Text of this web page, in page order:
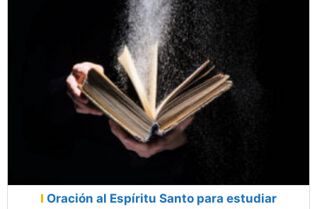
Oración al Espíritu Santo para estudiar